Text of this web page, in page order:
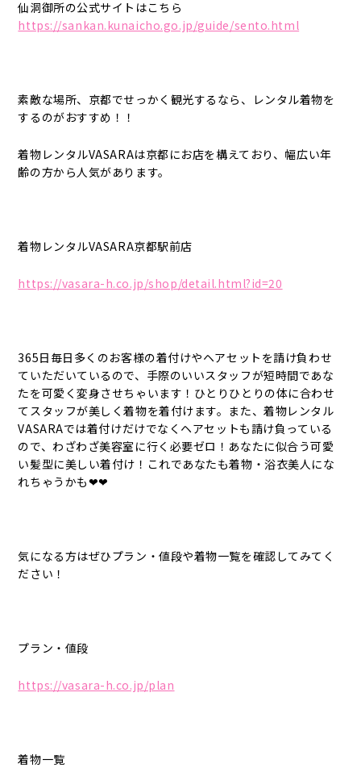
仙洞御所の公式サイトはこちら
https://sankan.kunaicho.go.jp/guide/sento.html
素敵な場所、京都でせっかく観光するなら、レンタル着物を
するのがおすすめ！！
着物レンタルVASARAは京都にお店を構えており、幅広い年
齢の方から人気があります。
着物レンタルVASARA京都駅前店
https://vasara-h.co.jp/shop/detail.html?id=20
365日毎日多くのお客様の着付けやヘアセットを請け負わせ
ていただいているので、手際のいいスタッフが短時間であな
たを可愛く変身させちゃいます！ひとりひとりの体に合わせ
てスタッフが美しく着物を着付けます。また、着物レンタル
VASARAでは着付けだけでなくヘアセットも請け負っている
ので、わざわざ美容室に行く必要ゼロ！あなたに似合う可愛
い髪型に美しい着付け！これであなたも着物・浴衣美人にな
れちゃうかも❤❤
気になる方はぜひプラン・値段や着物一覧を確認してみてく
ださい！
プラン・値段
https://vasara-h.co.jp/plan
着物一覧